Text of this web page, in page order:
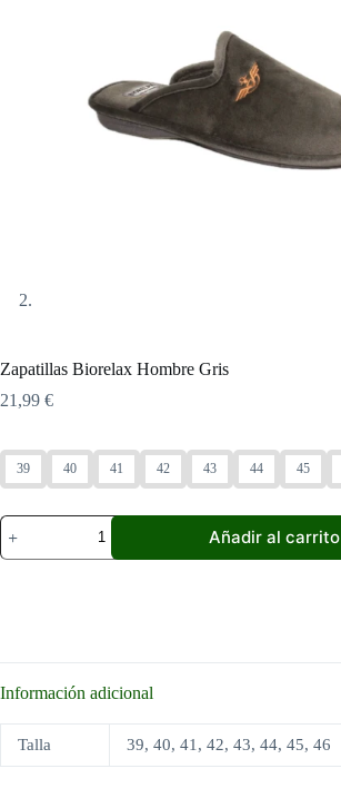
Zapatillas Biorelax Hombre Gris
21,99 €
39 40 41 42 43 44 45
Zapatillas
Biorelax
Hombre
Añadir al carrito
Información adicional
Talla 39, 40, 41, 42, 43, 44, 45, 46